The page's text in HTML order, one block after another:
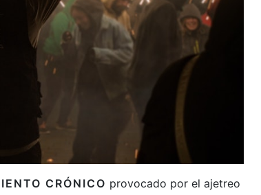
CRÓNICO provocado por el ajetreo